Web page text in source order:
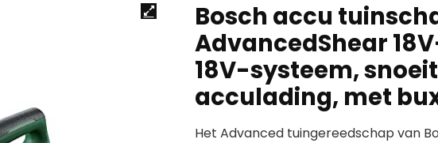
Bosch accu
AdvancedShear
18V-systeem,
acculading, met
Het Advanced tuingereedschap van